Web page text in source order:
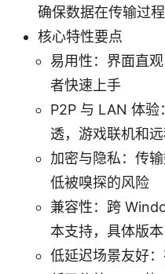
确保数据在传输过
核心特性要点
易用性：界面直
者快速上手
P2P 与 LAN 体验
透，游戏联机和
加密与隐私：传
低被嗅探的风险
兼容性：跨
本支持，具体版
低延迟场景友好